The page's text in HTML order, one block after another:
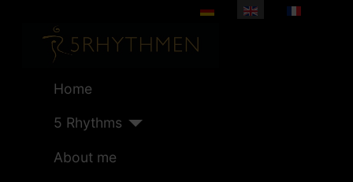
Select your language
Home
5 Rhythms
About me